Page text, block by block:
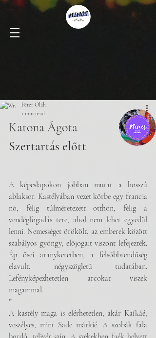
Péter Oláh
1 min read
Katona Ágota
Szertartás előtt
A képeslapokon jobban mutat a hosszú
ablaksor. Kastélyában vezet körbe egy francia
nő, félig túlméretezett otthon, félig a
vendégfogadás tere, ahol nem lehet egyedül
lenni. Nemességet örökölt, az emberek között
szabályos gyöngy, előjogait viszont lefejezték.
Ép ősei aranykeretben, a felsőbbrendűség
elavult, négyszögletű tudatában.
Lefényképezhetetlen arcokat viszek
magammal.
*
A kastély maga is elérhetetlen, akár Kafkáé,
veszélyes, mint Sade márkié. A szobák fala